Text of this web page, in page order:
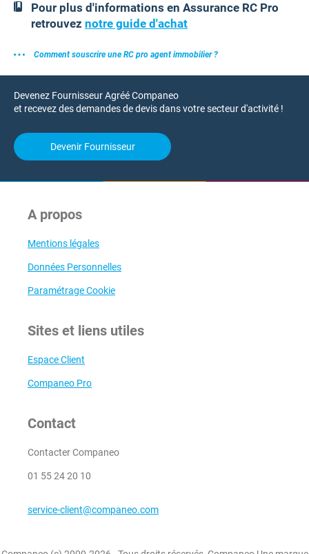
Pour plus d'informations en Assurance RC Pro
retrouvez notre guide d'achat
Comment souscrire une RC pro agent immobilier ?
Devenez Fournisseur Agréé Companeo
et recevez des demandes de devis dans votre secteur d'activité !
Devenir Fournisseur
A propos
Mentions légales
Données Personnelles
Paramétrage Cookie
Sites et liens utiles
Espace Client
Companeo Pro
Contact
Contacter Companeo
01 55 24 20 10
service-client@companeo.com